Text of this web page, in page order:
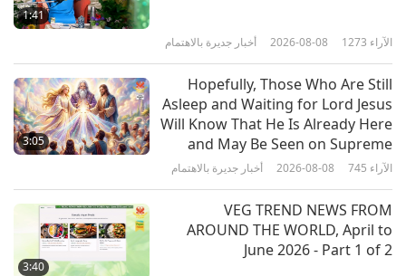
تعلم المحبة: تجربة الاقتراب من الموت
لرودي رودنسكي، الجزء 1 من 2
استكشاف عالم الأحلام مع خبير الوضوح
1:41
أخبار جديرة بالاهتمام 2026-08-08 1273 الآراء
3:05
Hopefully, Those Who Are Still
Asleep and Waiting for Lord Jesus
Will Know That He Is Already Here
and May Be Seen on Supreme
Master Television
أخبار جديرة بالاهتمام 2026-08-08 745 الآراء
3:40
VEG TREND NEWS FROM
AROUND THE WORLD, April to
June 2026 - Part 1 of 2